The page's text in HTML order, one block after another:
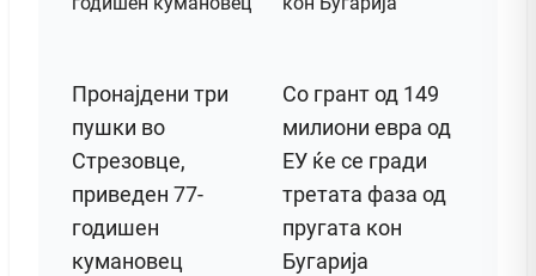
Пронајдени три
пушки во
Стрезовце,
приведен 77-
годишен
кумановец
Со грант од 149
милиони евра од
ЕУ ќе се гради
третата фаза од
пругата кон
Бугарија